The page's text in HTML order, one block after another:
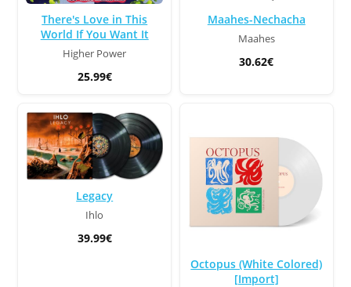
There's Love in This
World If You Want It
Higher Power
25.99€
Maahes-Nechacha
Maahes
30.62€
Legacy
Ihlo
39.99€
Octopus (White Colored)
[Import]